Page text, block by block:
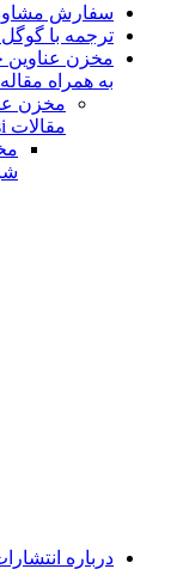
سفارش
ترجمه با
مخزن عناوین
به همراه
مخزن
مقالات isi و گرفتن اکسپت
درباره